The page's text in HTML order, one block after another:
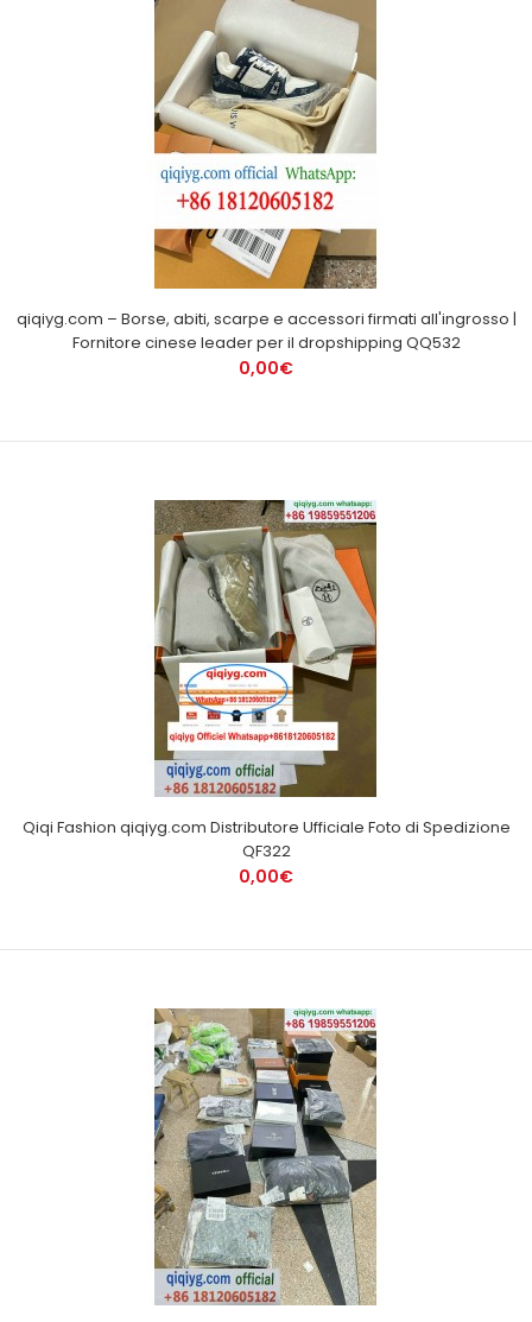
qiqiyg.com – Borse, abiti, scarpe e accessori firmati all'ingrosso |
Fornitore cinese leader per il dropshipping QQ532
0,00€
Qiqi Fashion qiqiyg.com Distributore Ufficiale Foto di Spedizione
QF322
0,00€